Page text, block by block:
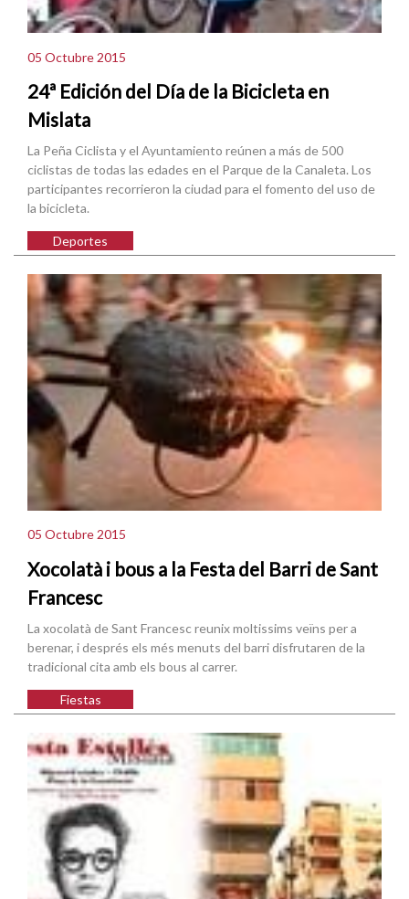
05 Octubre 2015
24ª Edición del Día de la Bicicleta en
Mislata
La Peña Ciclista y el Ayuntamiento reúnen a más de 500
ciclistas de todas las edades en el Parque de la Canaleta. Los
participantes recorrieron la ciudad para el fomento del uso de
la bicicleta.
Deportes
05 Octubre 2015
Xocolatà i bous a la Festa del Barri de Sant
Francesc
La xocolatà de Sant Francesc reunix moltissims veïns per a
berenar, i després els més menuts del barri disfrutaren de la
tradicional cita amb els bous al carrer.
Fiestas